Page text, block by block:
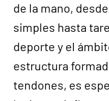
de la mano,
simples hasta
deporte y el
estructura
tendones, es